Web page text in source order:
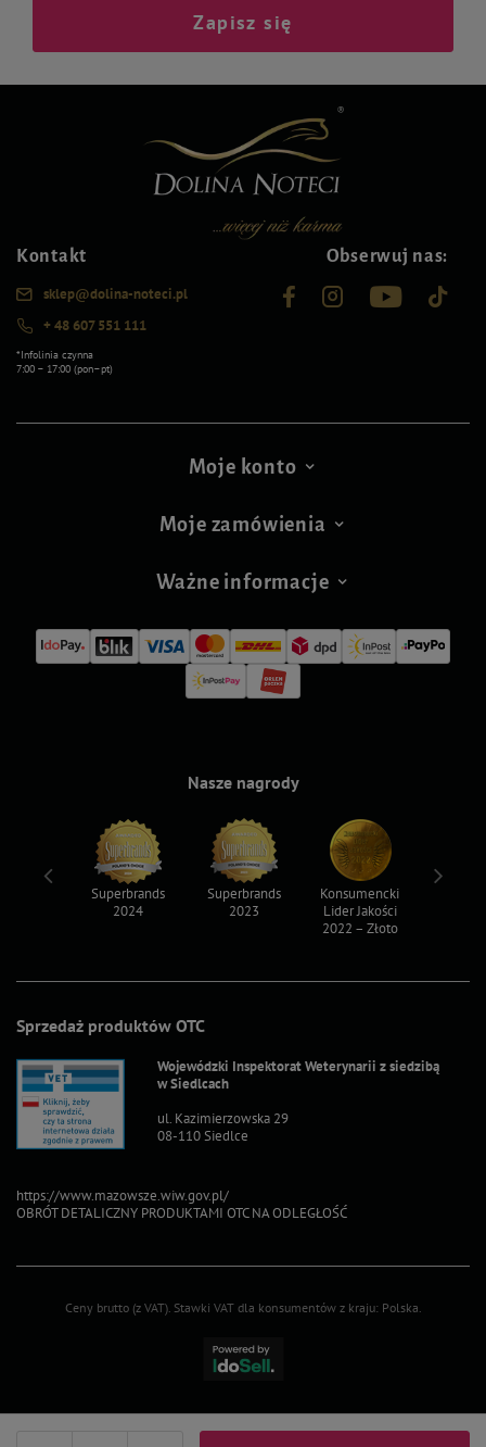
Zapisz się
Kontakt
sklep@dolina-noteci.pl
+ 48 607 551 111
*Infolinia czynna
7:00 – 17:00 (pon–pt)
Obserwuj nas:
Moje konto
Moje zamówienia
Ważne informacje
Sprzedaż produktów OTC
Wojewódzki Inspektorat Weterynarii z siedzibą
w Siedlcach
ul. Kazimierzowska 29
08-110 Siedlce
https://www.mazowsze.wiw.gov.pl/
OBRÓT DETALICZNY PRODUKTAMI OTC NA ODLEGŁOŚĆ
Nasze nagrody
Superbrands
2024
Superbrands
2023
Konsumencki
Lider Jakości
2022 – Złoto
Ceny brutto (z VAT). Stawki VAT dla konsumentów z kraju: Polska